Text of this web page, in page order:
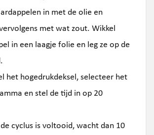
in met de olie en
met wat zout. Wikkel
in een laagje folie en leg ze op de
het hogedrukdeksel, selecteer het
en stel de tijd in op 20
cyclus is voltooid, wacht dan 10